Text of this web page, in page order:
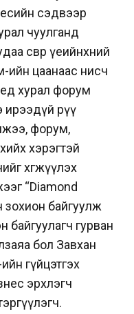
сэдвээр
чуулганд
өсвөр үеийнхний
ийн цаанаас нисч
хурал форум
ирээдүй рүү
форум,
хэрэгтэй
хөгжүүлэх
“Diamond
зохион байгуулж
байгуулагч гурван
бол Завхан
гүйцэтгэх
эрхлэгч